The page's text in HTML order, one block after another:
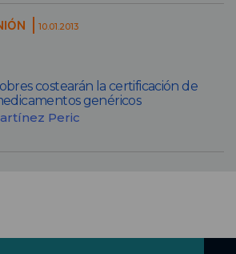
10.01.2013
costearán la certificación de
genéricos
Peric